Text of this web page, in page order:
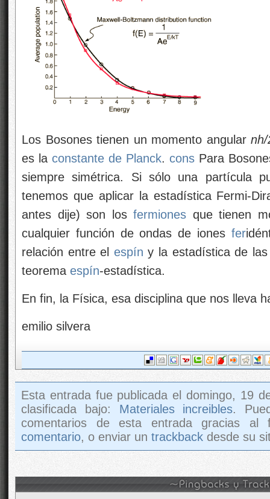
Los Bosones tienen un momento angular
es la constante de Planck. consPara
siempre simétrica. Si sólo una partícula
tenemos que aplicar la estadística Fermi-
antes dije) son losfermiones que tienen
cualquier función de ondas de iones fer
relación entre el espín y la estadística de
teorema espín-estadística.
En fin, la Física, esa disciplina que nos lleva
emilio silvera
Esta entrada fue publicada el domingo, 19
clasificada bajo: Materiales increibles.
comentarios de esta entrada gracias
comentario, o enviar un trackback desde su